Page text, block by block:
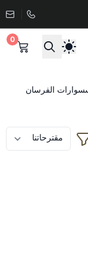
البيطرية
0
الفرسان